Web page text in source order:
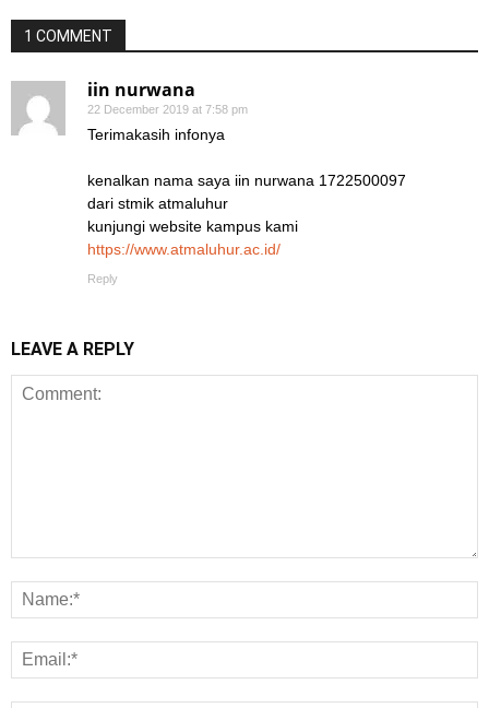
1 COMMENT
iin nurwana
22 December 2019 at 7:58 pm
Terimakasih infonya
kenalkan nama saya iin nurwana 1722500097
dari stmik atmaluhur
kunjungi website kampus kami
https://www.atmaluhur.ac.id/
Reply
LEAVE A REPLY